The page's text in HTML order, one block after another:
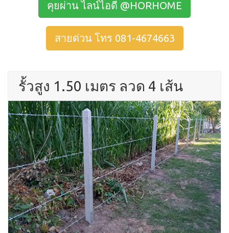
คุยผ่าน ไลน์ไอดี @HORHOME
สายด่วน โทร 081-4674663
รั้วสูง 1.50 เมตร ลวด 4 เส้น